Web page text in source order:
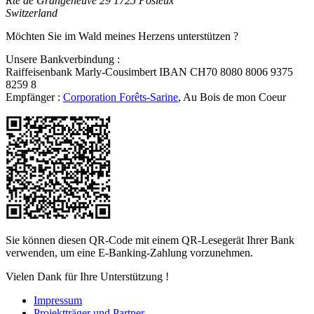
Switzerland
Möchten Sie im Wald meines Herzens unterstützen ?
Unsere Bankverbindung :
Raiffeisenbank Marly-Cousimbert IBAN CH70 8080 8006 9375
8259 8
Empfänger : Corporation Forêts-Sarine, Au Bois de mon Coeur
Sie können diesen QR-Code mit einem QR-Lesegerät Ihrer Bank
verwenden, um eine E-Banking-Zahlung vorzunehmen.
Vielen Dank für Ihre Unterstützung !
Impressum